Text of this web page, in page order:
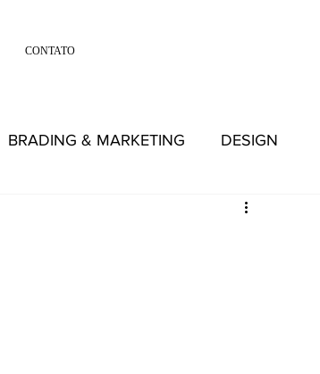
CONTATO
BRADING & MARKETING DESIGN